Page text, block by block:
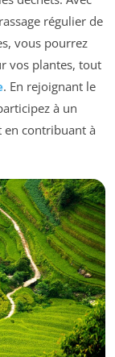
régulier de
vous pourrez
vos plantes, tout
. En rejoignant le
à un
en contribuant à